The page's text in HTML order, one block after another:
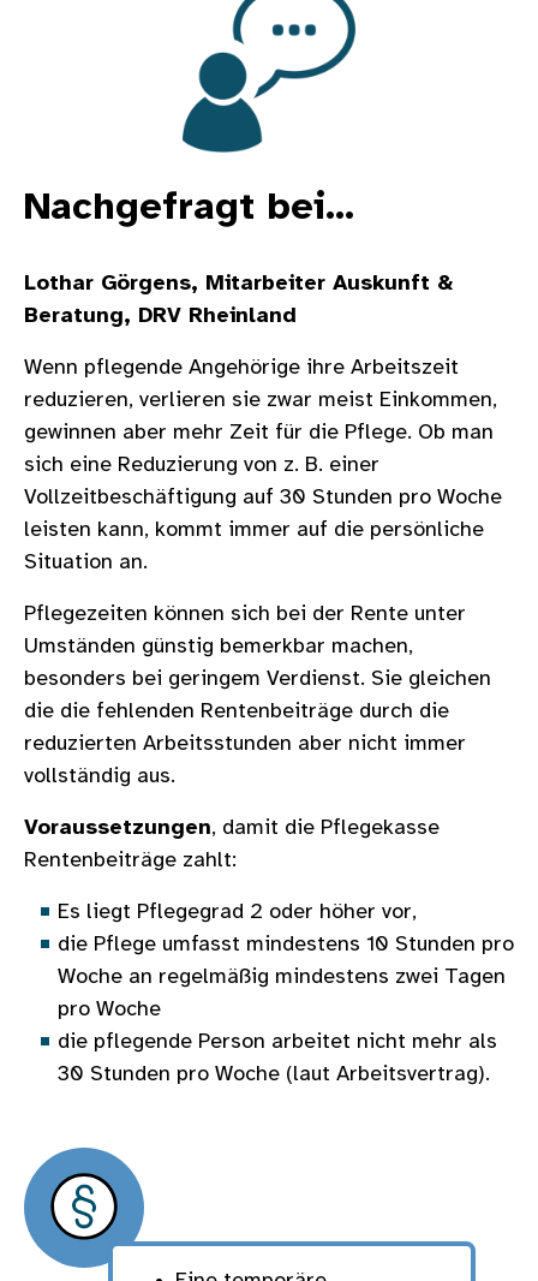
Nachgefragt bei...
Lothar Görgens, Mitarbeiter Auskunft &
Beratung, DRV Rheinland
Wenn pflegende Angehörige ihre Arbeitszeit
reduzieren, verlieren sie zwar meist Einkommen,
gewinnen aber mehr Zeit für die Pflege. Ob man
sich eine Reduzierung von z. B. einer
Vollzeitbeschäftigung auf 30 Stunden pro Woche
leisten kann, kommt immer auf die persönliche
Situation an.
Pflegezeiten können sich bei der Rente unter
Umständen günstig bemerkbar machen,
besonders bei geringem Verdienst. Sie gleichen
die die fehlenden Rentenbeiträge durch die
reduzierten Arbeitsstunden aber nicht immer
vollständig aus.
Voraussetzungen, damit die Pflegekasse
Rentenbeiträge zahlt:
Es liegt Pflegegrad 2 oder höher vor,
die Pflege umfasst mindestens 10 Stunden pro
Woche an regelmäßig mindestens zwei Tagen
pro Woche
die pflegende Person arbeitet nicht mehr als
30 Stunden pro Woche (laut Arbeitsvertrag).